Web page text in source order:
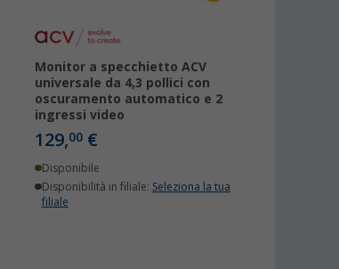
Monitor a specchietto ACV
universale da 4,3 pollici con
oscuramento automatico e 2
ingressi video
129,00 €
Disponibile
Disponibilità in filiale: Seleziona la tua
filiale